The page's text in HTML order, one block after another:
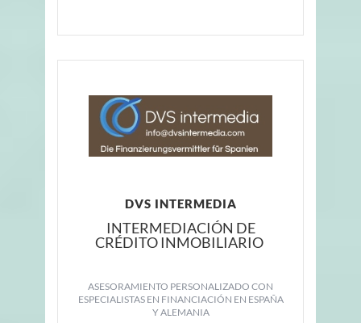
DVS INTERMEDIA
INTERMEDIACIÓN DE
CRÉDITO INMOBILIARIO
ASESORAMIENTO PERSONALIZADO CON
ESPECIALISTAS EN FINANCIACIÓN EN ESPAÑA
Y ALEMANIA